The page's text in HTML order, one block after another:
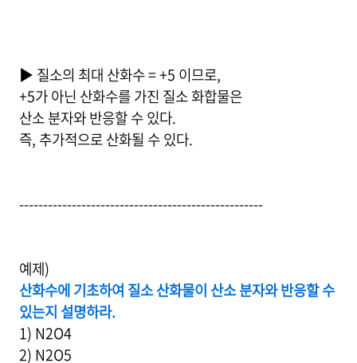
▶ 질소의 최대 산화수 = +5 이므로,
+5가 아닌 산화수를 가진 질소 화합물은
산소 분자와 반응할 수 있다.
즉, 추가적으로 산화될 수 있다.
---------------------------------------------------
예제)
산화수에 기초하여 질소 산화물이 산소 분자와 반응할 수
있는지 설명하라.
1) N2O4
2) N2O5